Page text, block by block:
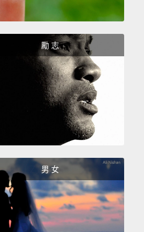
嗎？克蘿伊...妳在那啊。小狗
了。
You're not allergic, are
有過敏，對吧？
you or...
勵 志
男 女